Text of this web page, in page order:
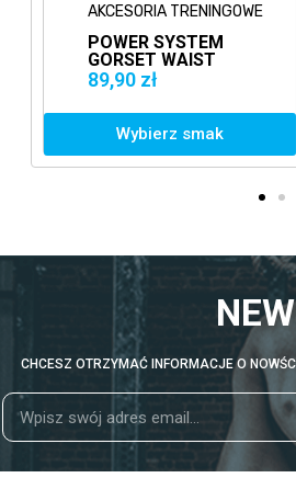
AKCESORIA TRENINGOWE
POWER SYSTEM
GORSET WAIST
SHAPER SZARY
Wybierz smak
CHCESZ OTRZYMAĆ INFORMACJE O